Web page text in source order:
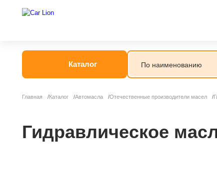
Каталог
Главная Каталог Автомасла Отечественные производители масел
Гидравлическое